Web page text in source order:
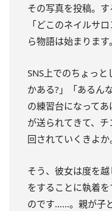
その写真を投稿。
「どこのネイルサ
ら物語は始まります。
SNS上でのちょっ
かある?」「あるん
の練習台になって
が送られてきて、
回されていくきよか
そう、彼女は度を
をすることに執着
のです……。親が子